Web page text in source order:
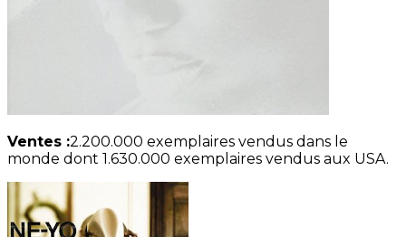
Ventes :2.200.000 exemplaires vendus dans le
monde dont 1.630.000 exemplaires vendus aux USA.